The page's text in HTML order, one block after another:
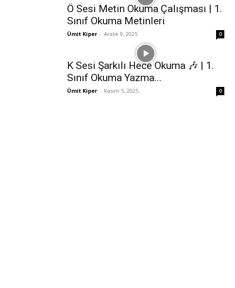
Ö Sesi Metin Okuma Çalışması | 1.
Sınıf Okuma Metinleri
Ümit Kiper - Aralık 9, 2025 0
K Sesi Şarkılı Hece Okuma 🎶 | 1.
Sınıf Okuma Yazma...
Ümit Kiper - Kasım 5, 2025 0